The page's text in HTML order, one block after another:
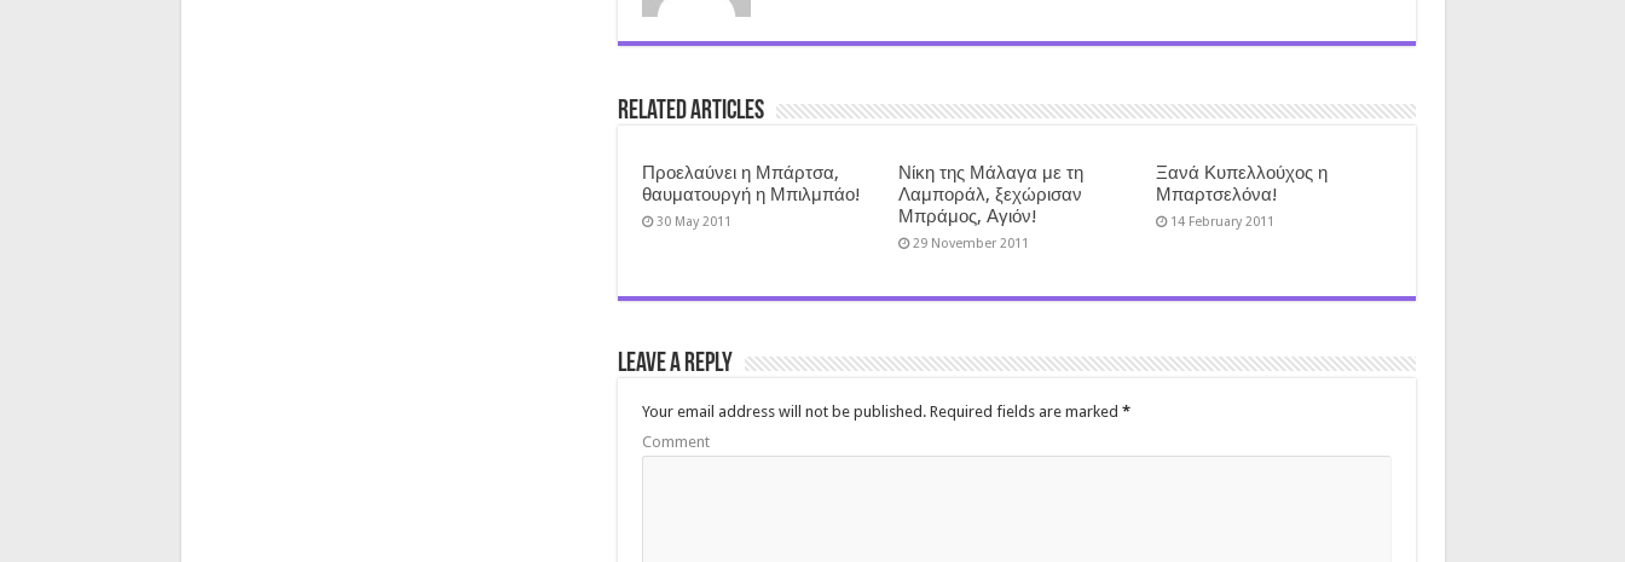
Related Articles
Προελαύνει η Μπάρτσα,
θαυματουργή η Μπιλμπάο!
30 May 2011
Νίκη της Μάλαγα με τη
Λαμποράλ, ξεχώρισαν
Μπράμος, Αγιόν!
29 November 2011
Ξανά Κυπελλούχος η
Μπαρτσελόνα!
14 February 2011
Leave a Reply
Your email address will not be published.Required fields are marked *
Comment